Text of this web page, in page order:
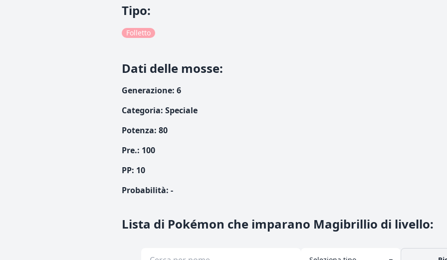
Tipo:
Folletto
Dati delle mosse:
Generazione: 6
Categoria: Speciale
Potenza: 80
Pre.: 100
PP: 10
Probabilità: -
Lista di Pokémon che imparano Magibrillio di livello: